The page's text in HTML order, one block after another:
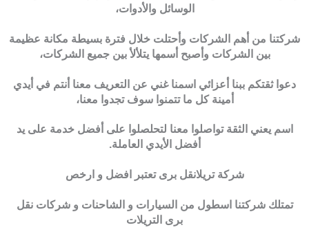
الوسائل والأدوات،
شركتنا من أهم الشركات وأحتلت خلال فترة بسيطة مكانة عظيمة
بين الشركات وأصبح أسمها يتلألأ بين جميع الشركات،
دعوا ثقتكم ببنا أعزائي اسمنا غني عن التعريف معنا أنتم في أيدي
أمينة كل ما تتمنوا سوف تجدوا معنا،
اسم يعني الثقة تواصلوا معنا لتحلصلوا على أفضل خدمة على يد
أفضل الأيدي العاملة.
شركة تريلانقل برى تعتبر افضل و ارخص
تمتلك شركتنا اسطول من السیارات و الشاحنات و شركات نقل
برى التریلات